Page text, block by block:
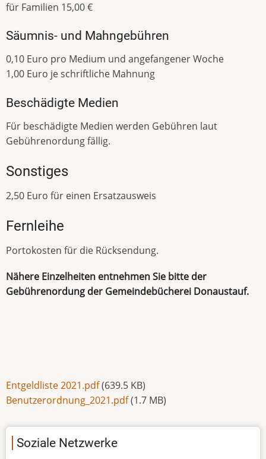
für Familien 15,00 €
Säumnis- und Mahngebühren
0,10 Euro pro Medium und angefangener Woche
1,00 Euro je schriftliche Mahnung
Beschädigte Medien
Für beschädigte Medien werden Gebühren laut
Gebührenordung fällig.
Sonstiges
2,50 Euro für einen Ersatzausweis
Fernleihe
Portokosten für die Rücksendung.
Nähere Einzelheiten entnehmen Sie bitte der
Gebührenordung der Gemeindebücherei Donaustauf.
Entgeldliste 2021.pdf(639.5 KB)
Benutzerordnung_2021.pdf(1.7 MB)
Soziale Netzwerke